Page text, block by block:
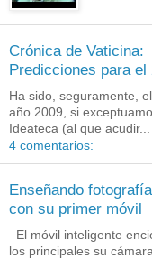
Crónica de Vaticina:
Predicciones para el
Ha sido, seguramente,
año 2009, si
Ideateca (al que acudir...
4 comentarios:
Enseñando
con su primer móvil
El móvil inteligente
los principales su